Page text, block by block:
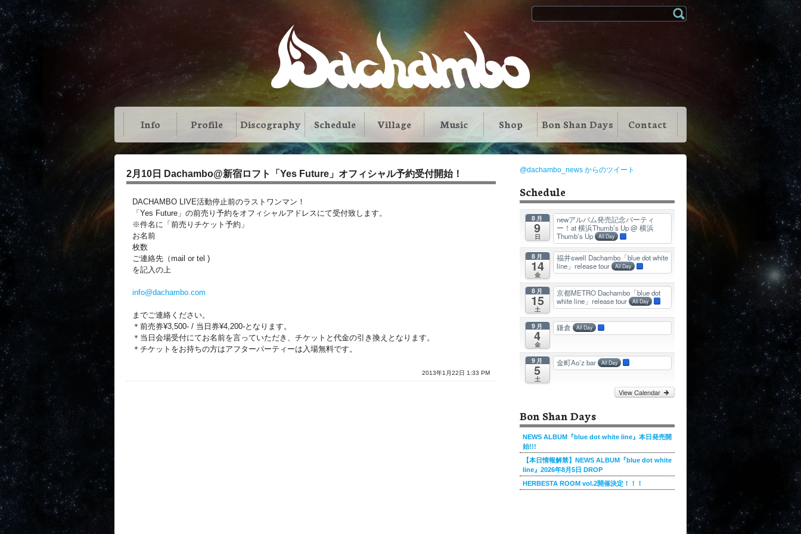
Info Profile Discography Schedule Village Music Shop Bon Shan Days Contact
2月10日 Dachambo@新宿ロフト「Yes Future」オフィシャル予約受付開始！
DACHAMBO LIVE活動停止前のラストワンマン！
「Yes Future」の前売り予約をオフィシャルアドレスにて受付致します。
※件名に「前売りチケット予約」
お名前
枚数
ご連絡先（mail or tel )
を記入の上
info@dachambo.com
までご連絡ください。
＊前売券¥3,500- / 当日券¥4,200-となります。
＊当日会場受付にてお名前を言っていただき、チケットと代金の引き換えとなります。
＊チケットをお持ちの方はアフターパーティーは入場無料です。
2013年1月22日 1:33 PM
@dachambo_news からのツイート
Schedule
8月
9
日
newアルバム発売記念パーティ
ー！at 横浜Thumb’s Up@ 横浜
Thumb’s Up All Day
8月
14
金
福井swell Dachambo「blue dot white
line」release tour All Day
8月
15
土
京都METRO Dachambo「blue dot
white line」release tour All Day
9月
4
金
鎌倉 All Day
9月
5
土
金町Ao’z bar All Day
View Calendar
Bon Shan Days
NEWS ALBUM『blue dot white line』本日発売開
始!!!
【本日情報解禁】NEWS ALBUM『blue dot white
line』2026年8月5日 DROP
HERBESTA ROOM vol.2開催決定！！！